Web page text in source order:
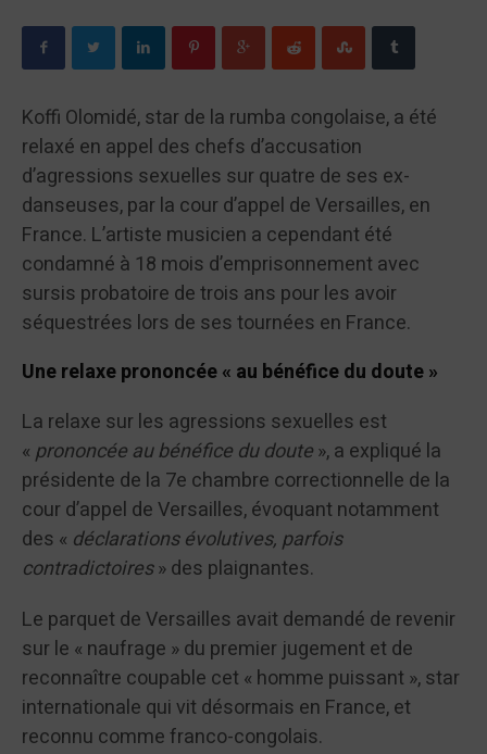
Koffi Olomidé, star de la rumba congolaise, a été
relaxé en appel des chefs d’accusation
d’agressions sexuelles sur quatre de ses ex-
danseuses, par la cour d’appel de Versailles, en
France. L’artiste musicien a cependant été
condamné à 18 mois d’emprisonnement avec
sursis probatoire de trois ans pour les avoir
séquestrées lors de ses tournées en France.
Une relaxe prononcée « au bénéfice du doute »
La relaxe sur les agressions sexuelles est
« prononcée au bénéfice du doute», a expliqué la
présidente de la 7e chambre correctionnelle de la
cour d’appel de Versailles, évoquant notamment
des « déclarations évolutives, parfois
contradictoires» des plaignantes.
Le parquet de Versailles avait demandé de revenir
sur le « naufrage » du premier jugement et de
reconnaître coupable cet « homme puissant », star
internationale qui vit désormais en France, et
reconnu comme franco-congolais.